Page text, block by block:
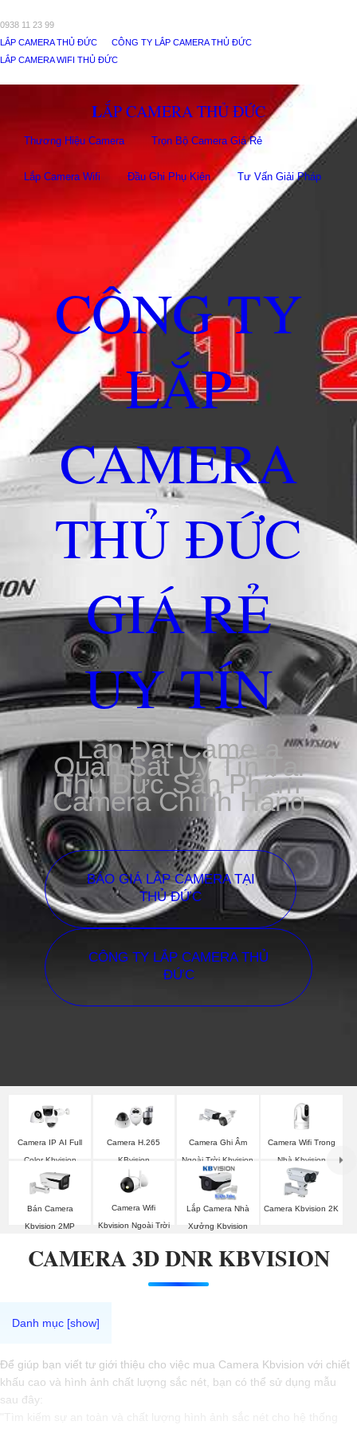
0938 11 23 99
LẮP CAMERA THỦ ĐỨC
CÔNG TY LẮP CAMERA THỦ ĐỨC
LẮP CAMERA WIFI THỦ ĐỨC
LẮP CAMERA THỦ ĐỨC
Thương Hiệu Camera Trọn Bộ Camera Giá Rẻ
Lắp Camera Wifi Đầu Ghi Phụ Kiên Tư Vấn Giải Pháp
CÔNG TY
LẮP
CAMERA
THỦ ĐỨC
GIÁ RẺ
UY TÍN
Lắp Đặt Camera
Quan Sát Uy Tín Tại
Thủ Đức Sản Phẩm
Camera Chính Hãng
BÁO GIÁ LẮP CAMERA TẠI
THỦ ĐỨC
CÔNG TY LẮP CAMERA THỦ
ĐỨC
Camera IP AI Full
Color Kbvision
Camera H.265
KBvision
Camera Ghi Âm
Ngoài Trời Kbvision
Camera Wifi Trong
Nhà Kbvision
Bán Camera
Kbvision 2MP
Camera Wifi
Kbvision Ngoài Trời
Lắp Camera Nhà
Xưởng Kbvision
Camera Kbvision 2K
CAMERA 3D DNR KBVISION
Để giúp bạn viết tư giới thiệu cho việc mua Camera Kbvision với chiết
khấu cao và hình ảnh chất lượng sắc nét, bạn có thể sử dụng mẫu
sau đây: